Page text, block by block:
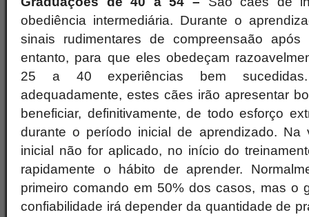
obediência intermediária. Durante o
sinais rudimentares de compreensaão
entanto, para que eles obedeçam
25 a 40 experiências bem
adequadamente, estes cães irão apresentar
beneficiar, definitivamente, de todo esforço
durante o período inicial de aprendizado. Na
inicial não for aplicado, no início do
rapidamente o hábito de aprender.
primeiro comando em 50% dos casos, mas o
confiabilidade irá depender da quantidade de